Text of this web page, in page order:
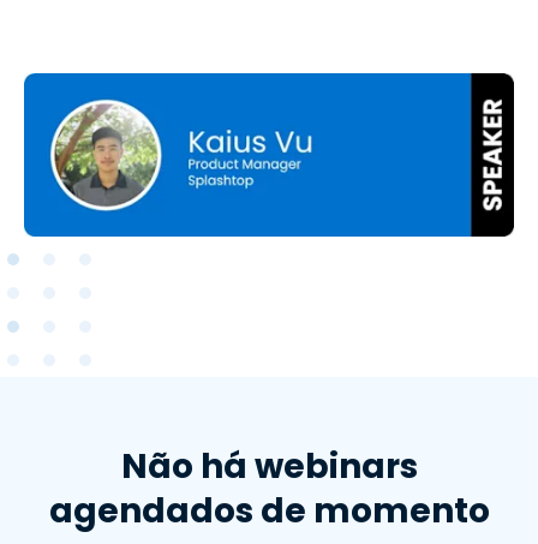
Não há webinars
agendados de momento